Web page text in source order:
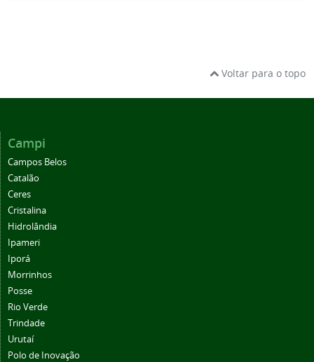
Voltar para o topo
Campi
Campos Belos
Catalão
Ceres
Cristalina
Hidrolândia
Ipameri
Iporá
Morrinhos
Posse
Rio Verde
Trindade
Urutaí
Polo de Inovação